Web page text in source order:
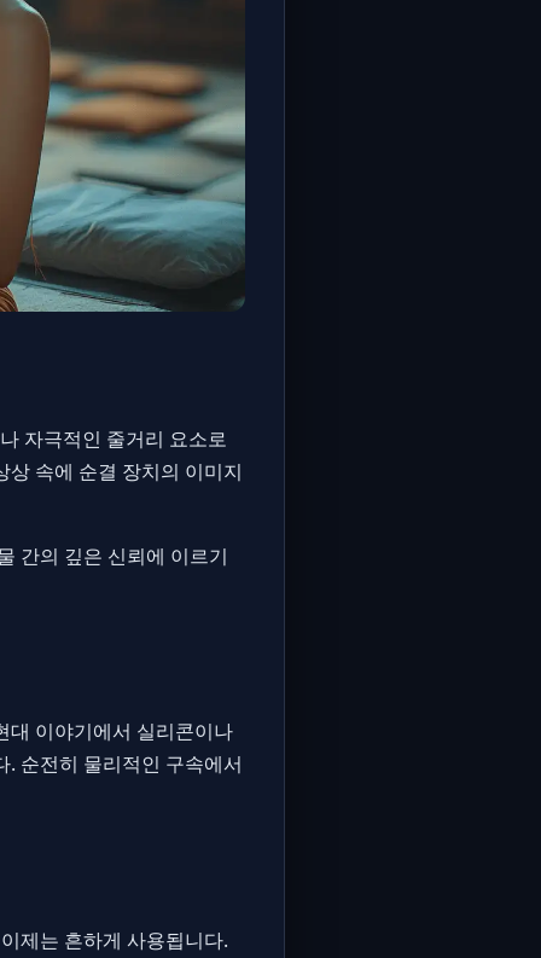
자극적인 줄거리 요소로
속에 순결 장치의 이미지
간의 깊은 신뢰에 이르기
대 이야기에서 실리콘이나
순전히 물리적인 구속에서
제는 흔하게 사용됩니다.